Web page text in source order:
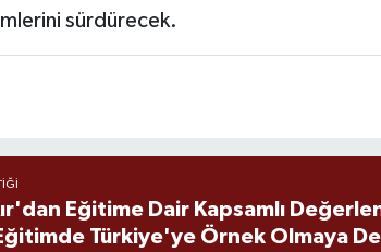
sürdürecek.
Eğitime Dair Kapsamlı
Türkiye'ye Örnek Olmaya